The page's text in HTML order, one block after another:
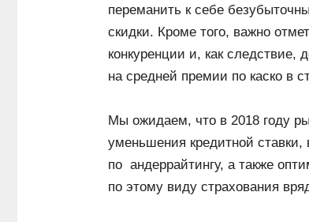
переманить к себе
скидки. Кроме того, важно
конкуренции и, как следствие,
на средней премии по каско в
Мы ожидаем, что в 2018 году
уменьшения кредитной
по андеррайтингу, а также
по этому виду страхования